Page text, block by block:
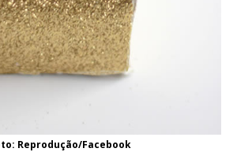
Reprodução/Facebook